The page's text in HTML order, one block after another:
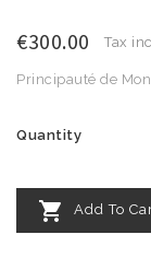
€300.00 Tax
Principauté de
Quantity
 Add To